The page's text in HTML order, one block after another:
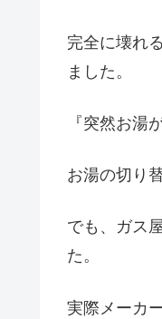
完全に壊れ
ました。
『突然お湯
お湯の切り
でも、ガス
た。
実際メーカ